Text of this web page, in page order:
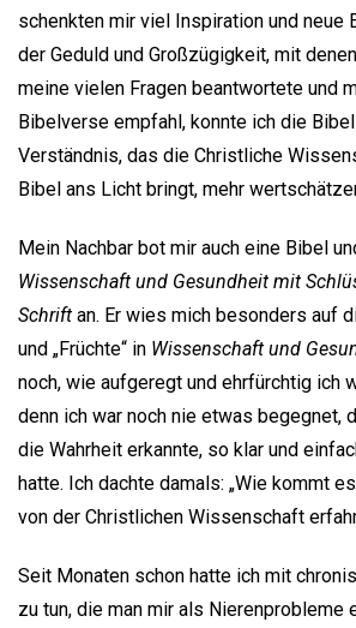
schenkten mir viel Inspiration und neue
der Geduld und Großzügigkeit, mit
meine vielen Fragen beantwortete und
Bibelverse empfahl, konnte ich die
Verständnis, das die Christliche
Bibel ans Licht bringt, mehr
Mein Nachbar bot mir auch eine Bibel
Wissenschaft und Gesundheit mit
Schrift an. Er wies mich besonders auf
und „Früchte“ in Wissenschaft und
noch, wie aufgeregt und ehrfürchtig ich
denn ich war noch nie etwas begegnet,
die Wahrheit erkannte, so klar und
hatte. Ich dachte damals: „Wie kommt
von der Christlichen Wissenschaft
Seit Monaten schon hatte ich mit
zu tun, die man mir als Nierenprobleme